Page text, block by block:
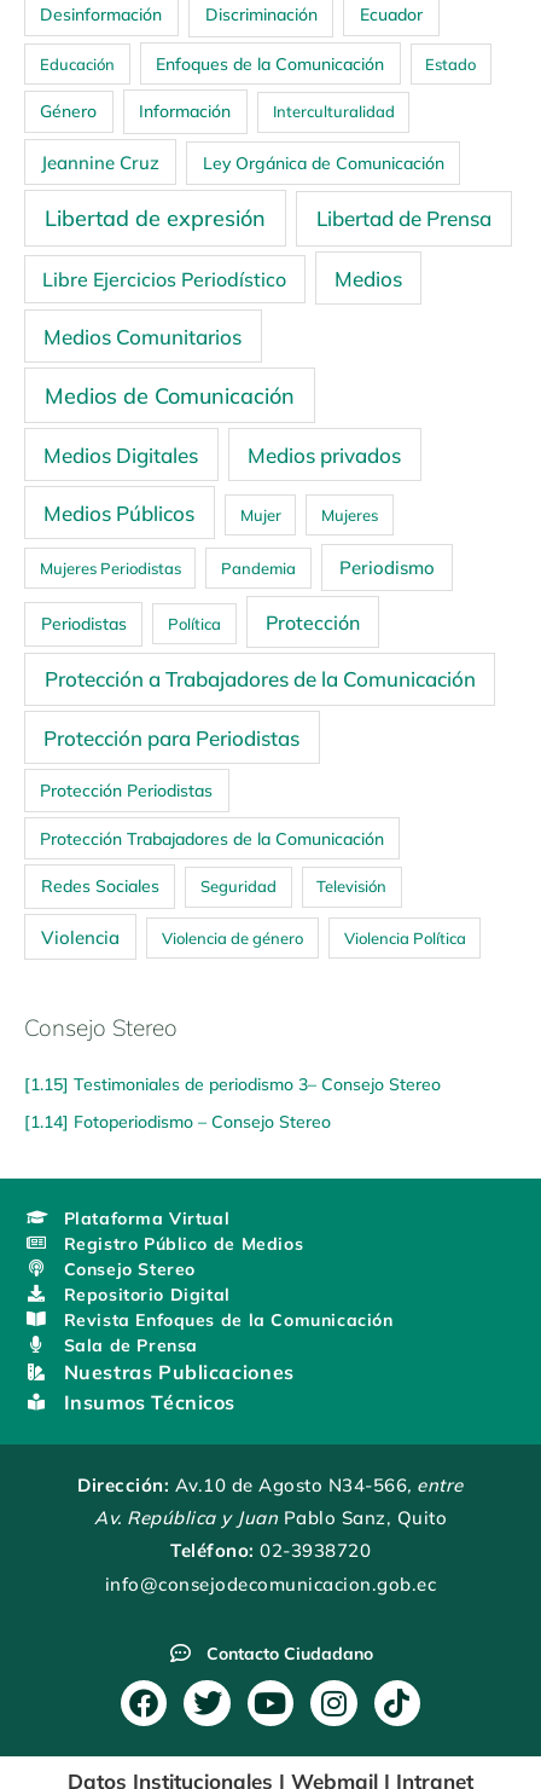
Desinformación Discriminación Ecuador
Educación Enfoques de la Comunicación Estado
Género Información Interculturalidad
Jeannine Cruz Ley Orgánica de Comunicación
Libertad de expresión Libertad de Prensa
Libre Ejercicios Periodístico Medios
Medios Comunitarios
Medios de Comunicación
Medios Digitales Medios privados
Medios Públicos Mujer Mujeres
Mujeres Periodistas Pandemia Periodismo
Periodistas Política Protección
Protección a Trabajadores de la Comunicación
Protección para Periodistas
Protección Periodistas
Protección Trabajadores de la Comunicación
Redes Sociales Seguridad Televisión
Violencia Violencia de género Violencia Política
Consejo Stereo
[1.15] Testimoniales de periodismo 3– Consejo Stereo
[1.14] Fotoperiodismo – Consejo Stereo
Plataforma Virtual
Registro Público de Medios
Consejo Stereo
Repositorio Digital
Revista Enfoques de la Comunicación
Sala de Prensa
Nuestras Publicaciones
Insumos Técnicos
Dirección: Av.10 de Agosto N34-566, entre
Av. República y Juan Pablo Sanz, Quito
Teléfono: 02-3938720
info@consejodecomunicacion.gob.ec
Contacto Ciudadano
F
a
c
T
w
i
Y
o
u
I
n
s
T
i
k
Datos Institucionales | Webmail | Intranet